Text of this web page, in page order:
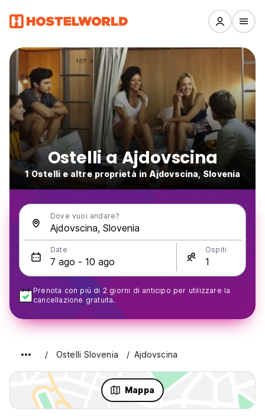
Ostelli a Ajdovscina
1 Ostelli e altre proprietà in Ajdovscina, Slovenia
Dove vuoi andare?
Date Ospiti
Prenota con piú di 2 giorni di anticipo per utilizzare la
cancellazione gratuita.
Ostelli Slovenia Ajdovscina
Mappa